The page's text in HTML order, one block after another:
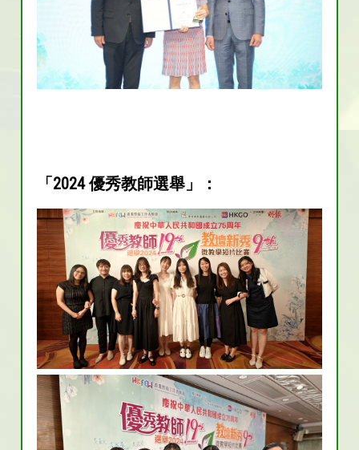
「2024 優秀教師選舉」：